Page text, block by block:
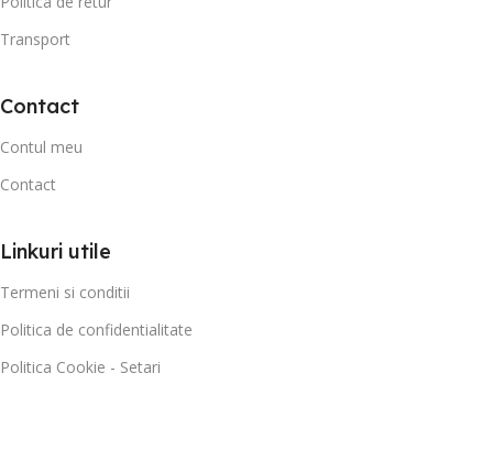
Transport
Contact
Contul meu
Contact
Linkuri utile
Termeni si conditii
Politica de confidentialitate
Politica Cookie - Setari